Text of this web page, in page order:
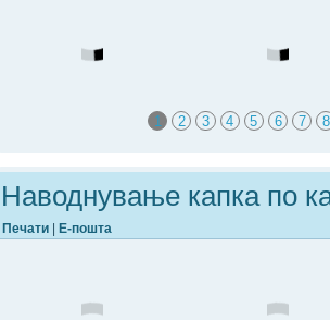
1 2 3 4 5 6 7 8
Наводнување капка по
Печати | Е-пошта